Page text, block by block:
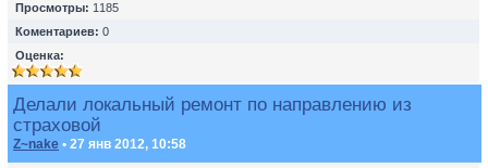
Просмотры: 1185
Коментариев: 0
Оценка:
Делали локальный ремонт по направлению из
страховой
Z~nake • 27 янв 2012, 10:58